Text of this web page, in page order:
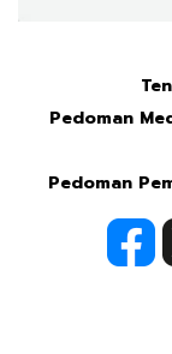
Pedoman
Pedoman